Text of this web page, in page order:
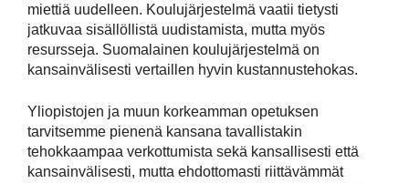
miettiä uudelleen. Koulujärjestelmä vaatii tietysti
jatkuvaa sisällöllistä uudistamista, mutta myös
resursseja. Suomalainen koulujärjestelmä on
kansainvälisesti vertaillen hyvin kustannustehokas.
Yliopistojen ja muun korkeamman opetuksen
tarvitsemme pienenä kansana tavallistakin
tehokkaampaa verkottumista sekä kansallisesti että
kansainvälisesti, mutta ehdottomasti riittävämmät